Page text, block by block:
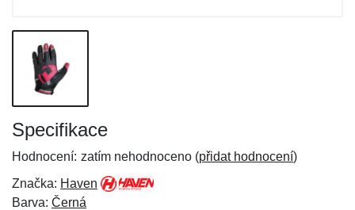
Specifikace
Hodnocení: zatím nehodnoceno (přidat hodnocení)
Značka: Haven
Barva: Černá